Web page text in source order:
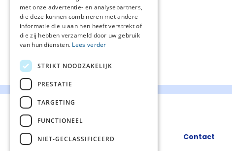
Contact
met onze advertentie- en analysepartners,
die deze kunnen combineren met andere
informatie die u aan hen heeft verstrekt of
die zij hebben verzameld door uw gebruik
van hun diensten. Lees verder
STRIKT NOODZAKELIJK
PRESTATIE
TARGETING
FUNCTIONEEL
NIET-GECLASSIFICEERD